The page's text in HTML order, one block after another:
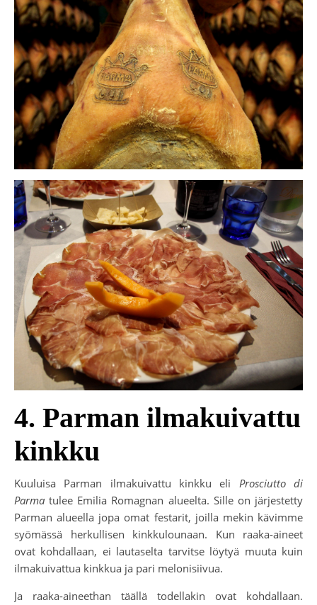
4. Parman ilmakuivattu
kinkku
Kuuluisa Parman ilmakuivattu kinkku eli Prosciutto di
Parma tulee Emilia Romagnan alueelta. Sille on järjestetty
Parman alueella jopa omat festarit, joilla mekin kävimme
syömässä herkullisen kinkkulounaan. Kun raaka-aineet
ovat kohdallaan, ei lautaselta tarvitse löytyä muuta kuin
ilmakuivattua kinkkua ja pari melonisiivua.
Ja raaka-aineethan täällä todellakin ovat kohdallaan.